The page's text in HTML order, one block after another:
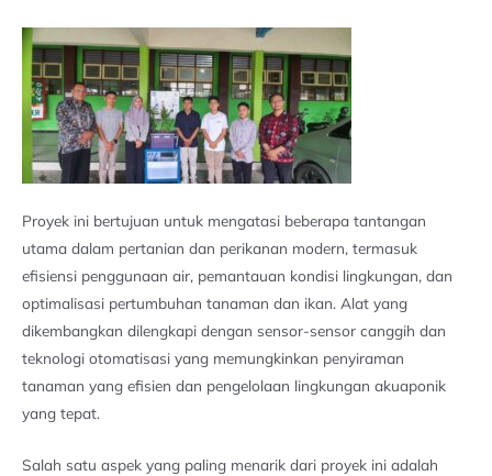
Proyek ini bertujuan untuk mengatasi beberapa tantangan
utama dalam pertanian dan perikanan modern, termasuk
efisiensi penggunaan air, pemantauan kondisi lingkungan, dan
optimalisasi pertumbuhan tanaman dan ikan. Alat yang
dikembangkan dilengkapi dengan sensor-sensor canggih dan
teknologi otomatisasi yang memungkinkan penyiraman
tanaman yang efisien dan pengelolaan lingkungan akuaponik
yang tepat.
Salah satu aspek yang paling menarik dari proyek ini adalah